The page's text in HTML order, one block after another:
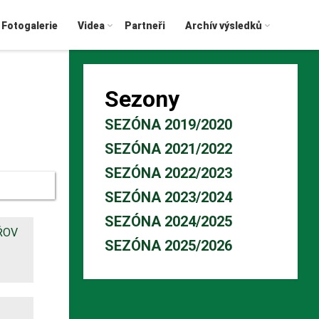
Fotogalerie Videa Partneři Archív výsledků
Sezony
SEZÓNA 2019/2020
SEZÓNA 2021/2022
SEZÓNA 2022/2023
SEZÓNA 2023/2024
SEZÓNA 2024/2025
SEZÓNA 2025/2026